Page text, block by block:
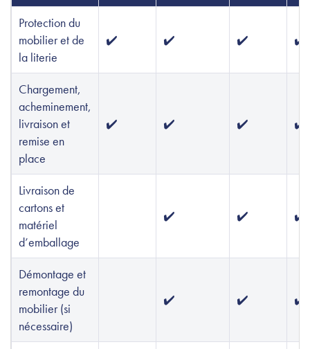
Protection du
mobilier et de
la literie
✔️ ✔️ ✔️ ✔️
Chargement,
acheminement,
livraison et
remise en
place
✔️ ✔️ ✔️ ✔️
Livraison de
cartons et
matériel
d’emballage
✔️ ✔️ ✔️
Démontage et
remontage du
mobilier (si
nécessaire)
✔️ ✔️ ✔️